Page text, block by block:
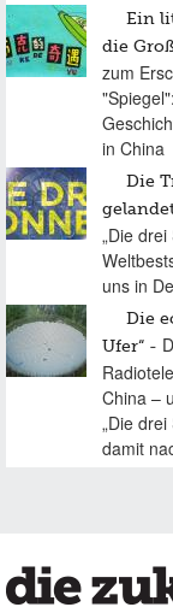
Ein
die
zum
in China
Die
„Die
uns in
Die
Ufer“
China –
„Die
damit